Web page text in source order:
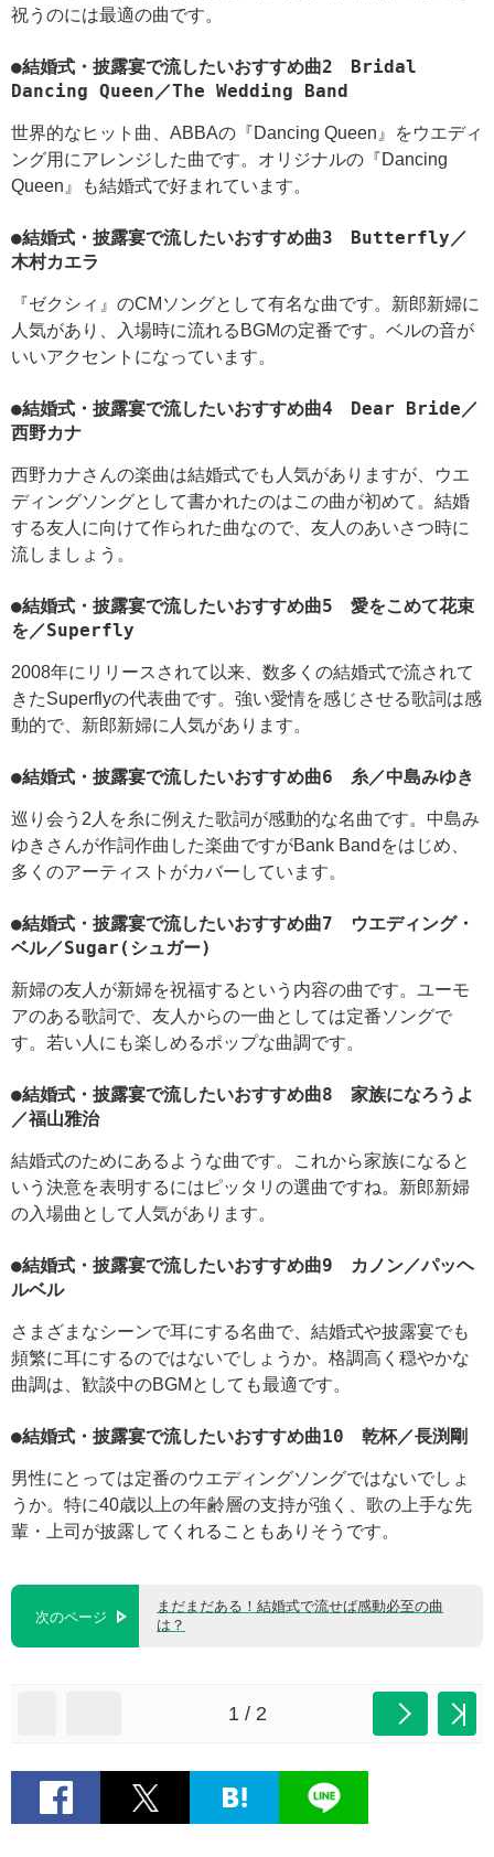
祝うのには最適の曲です。
●結婚式・披露宴で流したいおすすめ曲2 Bridal
Dancing Queen／The Wedding Band
世界的なヒット曲、ABBAの『Dancing Queen』をウエディ
ング用にアレンジした曲です。オリジナルの『Dancing
Queen』も結婚式で好まれています。
●結婚式・披露宴で流したいおすすめ曲3 Butterfly／
木村カエラ
『ゼクシィ』のCMソングとして有名な曲です。新郎新婦に
人気があり、入場時に流れるBGMの定番です。ベルの音が
いいアクセントになっています。
●結婚式・披露宴で流したいおすすめ曲4 Dear Bride／
西野カナ
西野カナさんの楽曲は結婚式でも人気がありますが、ウエ
ディングソングとして書かれたのはこの曲が初めて。結婚
する友人に向けて作られた曲なので、友人のあいさつ時に
流しましょう。
●結婚式・披露宴で流したいおすすめ曲5 愛をこめて花束
を／Superfly
2008年にリリースされて以来、数多くの結婚式で流されて
きたSuperflyの代表曲です。強い愛情を感じさせる歌詞は感
動的で、新郎新婦に人気があります。
●結婚式・披露宴で流したいおすすめ曲6 糸／中島みゆき
巡り会う2人を糸に例えた歌詞が感動的な名曲です。中島み
ゆきさんが作詞作曲した楽曲ですがBank Bandをはじめ、
多くのアーティストがカバーしています。
●結婚式・披露宴で流したいおすすめ曲7 ウエディング・
ベル／Sugar(シュガー)
新婦の友人が新婦を祝福するという内容の曲です。ユーモ
アのある歌詞で、友人からの一曲としては定番ソングで
す。若い人にも楽しめるポップな曲調です。
●結婚式・披露宴で流したいおすすめ曲8 家族になろうよ
／福山雅治
結婚式のためにあるような曲です。これから家族になると
いう決意を表明するにはピッタリの選曲ですね。新郎新婦
の入場曲として人気があります。
●結婚式・披露宴で流したいおすすめ曲9 カノン／パッヘ
ルベル
さまざまなシーンで耳にする名曲で、結婚式や披露宴でも
頻繁に耳にするのではないでしょうか。格調高く穏やかな
曲調は、歓談中のBGMとしても最適です。
●結婚式・披露宴で流したいおすすめ曲10 乾杯／長渕剛
男性にとっては定番のウエディングソングではないでしょ
うか。特に40歳以上の年齢層の支持が強く、歌の上手な先
輩・上司が披露してくれることもありそうです。
次のページ
まだまだある！結婚式で流せば感動必至の曲
は？
1 / 2